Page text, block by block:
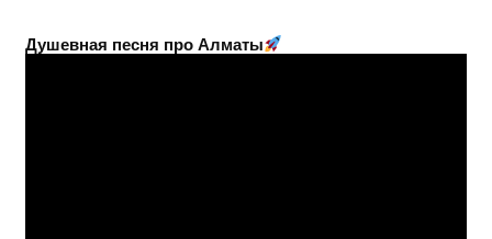
Душевная песня про Алматы